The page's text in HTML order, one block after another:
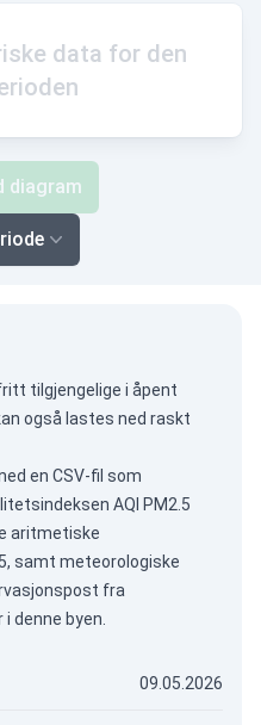
data for den
diagram
tilgjengelige i åpent
også lastes ned raskt
en CSV-fil som
AQI PM2.5
aritmetiske
samt meteorologiske
fra
denne byen.
09.05.2026